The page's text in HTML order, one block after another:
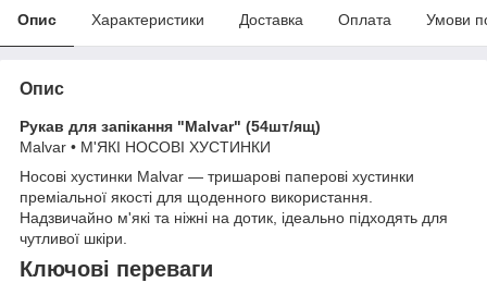
Опис Характеристики Доставка Оплата Умови
Опис
Рукав для запікання "Malvar" (54шт/ящ)
Malvar • М'ЯКІ НОСОВІ ХУСТИНКИ
Носові хустинки Malvar — тришарові паперові хустинки
преміальної якості для щоденного використання.
Надзвичайно м'які та ніжні на дотик, ідеально підходять для
чутливої шкіри.
Ключові переваги